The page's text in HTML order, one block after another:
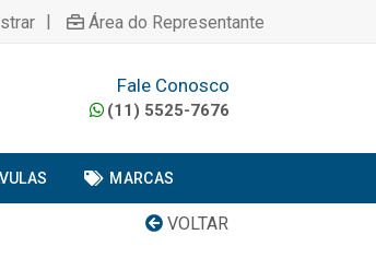
| Área do Representante
Fale Conosco
(11) 5525-7676
MARCAS
VOLTAR